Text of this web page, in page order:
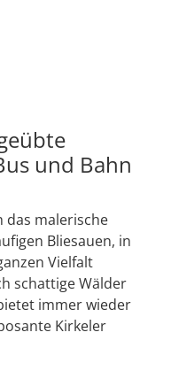
und Bahn
das malerische
Bliesauen, in
Vielfalt
schattige Wälder
immer wieder
Kirkeler